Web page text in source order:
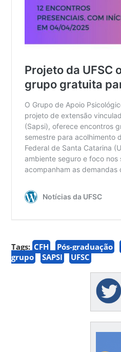
Tags: CFH Pós-graduação
grupo
SAPSI UFSC